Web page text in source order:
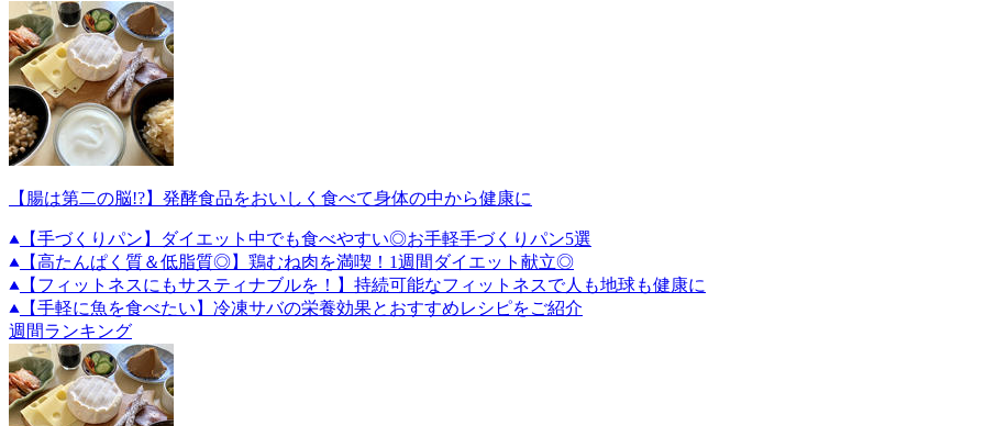
【腸は第二の脳!?】発酵食品をおいしく食べて身体の中から健康に
【手づくりパン】ダイエット中でも食べやすい◎お手軽手づくりパン5選
【高たんぱく質＆低脂質◎】鶏むね肉を満喫！1週間ダイエット献立◎
【フィットネスにもサスティナブルを！】持続可能なフィットネスで人も地球も健康に
【手軽に魚を食べたい】冷凍サバの栄養効果とおすすめレシピをご紹介
週間ランキング